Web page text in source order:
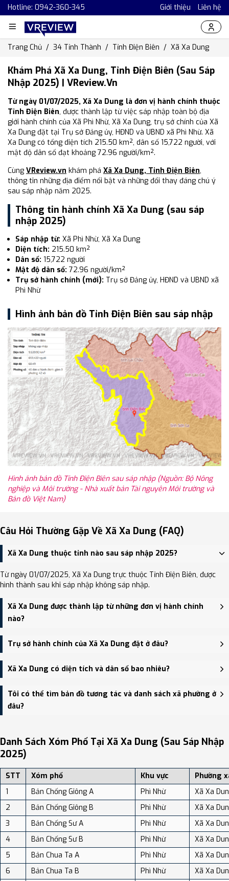
Hotline: 0942-360-345 Giới thiệu Liên hệ
Trang Chủ 34 Tỉnh Thành Tỉnh Điện Biên Xã Xa Dung
Khám Phá Xã Xa Dung, Tỉnh Điện Biên (Sau Sáp
Nhập 2025) | VReview.vn
Từ ngày 01/07/2025, Xã Xa Dung là đơn vị hành chính thuộc
Tỉnh Điện Biên, được thành lập từ việc sáp nhập toàn bộ địa
giới hành chính của Xã Phì Nhừ, Xã Xa Dung, trụ sở chính của Xã
Xa Dung đặt tại Trụ sở Đảng ủy, HĐND và UBND xã Phì Nhừ. Xã
Xa Dung có tổng diện tích 215.50 km², dân số 15,722 người, với
mật độ dân số đạt khoảng 72.96 người/km².
Cùng VReview.vn khám phá Xã Xa Dung, Tỉnh Điện Biên,
thông tin những địa điểm nổi bật và những đổi thay đáng chú ý
sau sáp nhập năm 2025.
Thông tin hành chính Xã Xa Dung (sau sáp
nhập 2025)
Sáp nhập từ: Xã Phì Nhừ, Xã Xa Dung
Diện tích: 215.50 km²
Dân số: 15,722 người
Mật độ dân số: 72.96 người/km²
Trụ sở hành chính (mới): Trụ sở Đảng ủy, HĐND và UBND xã
Phì Nhừ
Hình ảnh bản đồ Tỉnh Điện Biên sau sáp nhập
Hình ảnh bản đồ Tỉnh Điện Biên sau sáp nhập (Nguồn: Bộ Nông
nghiệp và Môi trường - Nhà xuất bản Tài nguyên Môi trường và
Bản đồ Việt Nam)
Câu Hỏi Thường Gặp Về Xã Xa Dung (FAQ)
Xã Xa Dung thuộc tỉnh nào sau sáp nhập 2025?
Từ ngày 01/07/2025, Xã Xa Dung trực thuộc Tỉnh Điện Biên, được
hình thành sau khi sáp nhập không sáp nhập.
Xã Xa Dung được thành lập từ những đơn vị hành chính
nào?
Xã Xa Dung được thành lập trên cơ sở sáp nhập Xã Phì Nhừ, Xã Xa
Dung.
Trụ sở hành chính của Xã Xa Dung đặt ở đâu?
Trụ sở hành chính mới của Xã Xa Dung đặt tại Trụ sở Đảng ủy,
HĐND và UBND xã Phì Nhừ - trung tâm khu vực thuận tiện giao
thông.
Xã Xa Dung có diện tích và dân số bao nhiêu?
Xã Xa Dung có Diện tích: 215.50 km², Dân số: 15,722 người, Mật độ
dân số: Khoảng 72.96 người/km²
Tôi có thể tìm bản đồ tương tác và danh sách xã phường ở
đâu?
địa điểm tại: VReview.vn - Nền tảng review địa điểm, dịch vụ và du
lịch uy tín tại Việt Nam.
Danh Sách Xóm Phố Tại Xã Xa Dung (sau Sáp Nhập
2025)
STT Xóm phố Khu vực
Phường
1
Bản Chống Giông A Phì Nhừ
Xã Xa
2
Bản Chống Giông B Phì Nhừ
Xã Xa
3
Bản Chống Sư A Phì Nhừ
Xã Xa
4
Bản Chống Sư B Phì Nhừ
Xã Xa
5
Bản Chua Ta A Phì Nhừ
Xã Xa
6
Bản Chua Ta B Phì Nhừ
Xã Xa